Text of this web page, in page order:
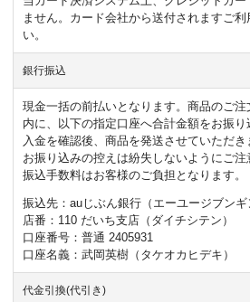
ません。カード会社から送付されますご
い。
銀行振込
現金一括の前払いとなります。商品のご
内に、以下の指定口座へ合計金額をお振り
入金を確認後、商品を発送させていただき
お振り込みの控えは紛失しないようにご注
振込手数料はお客様のご負担となります。
振込先：auじぶん銀行（エーユージブンギ
店番：110 だいち支店（ダイチシテン）
口座番号：普通 2405931
口座名義：武岡英樹（タケオカヒデキ）
代金引換(代引き)